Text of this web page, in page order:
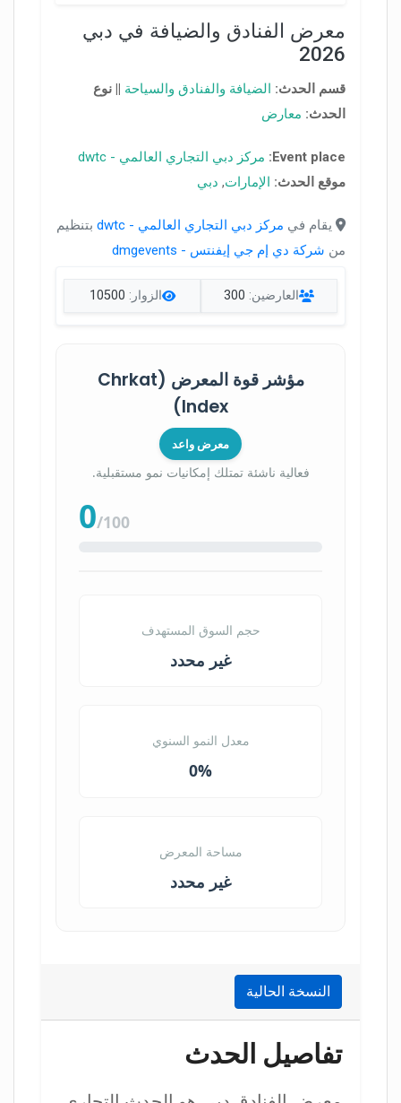
معرض الفنادق والضيافة في دبي
2026
قسم الحدث: الضيافة والفنادق والسياحة
نوع
الحدث: معارض
Event place:
مركز دبي التجاري العالمي - dwtc
موقع الحدث:
الإمارات, دبي
يقام في مركز دبي التجاري العالمي - dwtc
بتنظيم
من شركة دي إم جي إيفنتس - dmgevents
العارضين: 300 الزوار: 10500
مؤشر قوة المعرض (Chrkat
Index)
معرض واعد
فعالية ناشئة تمتلك إمكانيات نمو مستقبلية.
0/100
حجم السوق المستهدف
غير محدد
معدل النمو السنوي
0%
مساحة المعرض
غير محدد
النسخة الحالية
تفاصيل الحدث